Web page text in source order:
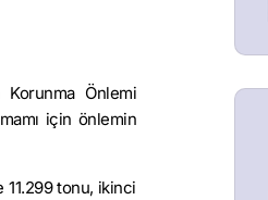
Korunma Önlemi
için önlemin
tonu, ikinci